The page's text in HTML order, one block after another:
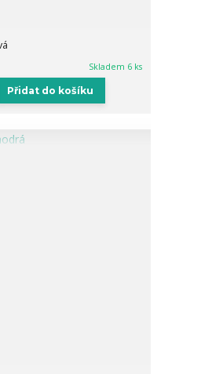
Skladem 6 ks
Přidat do košíku